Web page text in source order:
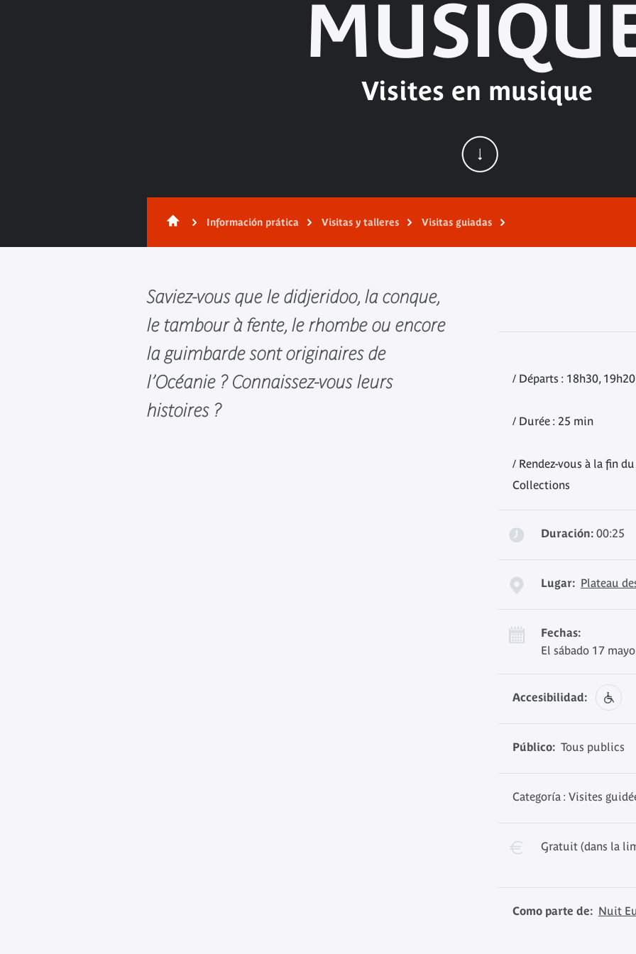
Visites en musique
Información prática Visitas y talleres Visitas guiadas
Saviez-vous que le didjeridoo, la conque,
le tambour à fente, le rhombe ou encore
la guimbarde sont originaires de
l’Océanie ? Connaissez-vous leurs
histoires ?
/ Départs : 18h30,
/ Durée : 25 min
/ Rendez-vous à la fin
Collections
Duración: 00:25
Lugar: Plateau
Fechas:
El sábado 17
Accesibilidad:
Público: Tous publics
Categoría : Visites
Gratuit (dans la
Como parte de: Nuit